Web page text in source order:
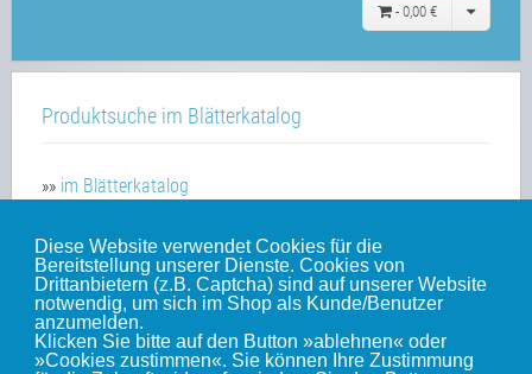
Diese Website verwendet Cookies für die
Bereitstellung unserer Dienste. Cookies von
Drittanbietern (z.B. Captcha) sind auf unserer Website
notwendig, um sich im Shop als Kunde/Benutzer
anzumelden.
Klicken Sie bitte auf den Button »ablehnen« oder
»Cookies zustimmen«. Sie können Ihre Zustimmung
- 0,00 €
Produktsuche im Blätterkatalog
»» im Blätterkatalog
Unsere weiteren Websites
Weinert-Blog